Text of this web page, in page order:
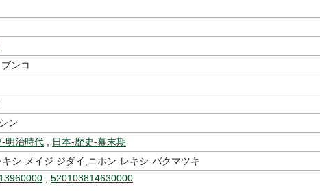
ンコ
ン
-明治時代
日本-歴史-幕末期
シ-メイジ ジダイ,ニホン-レキシ-バクマツキ
520103814630000